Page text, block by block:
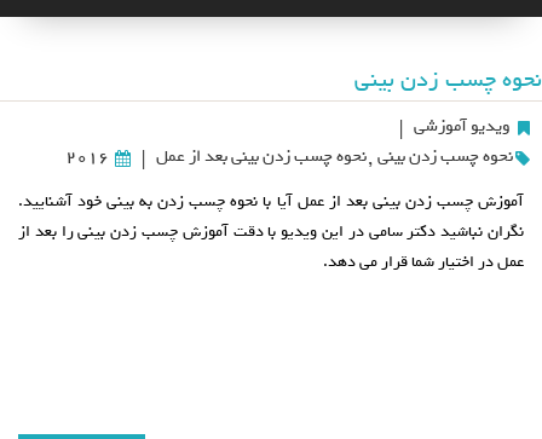
نحوه چسب زدن بینی
ویدیو آموزشی |
نحوه چسب زدن بینی ,نحوه چسب زدن بینی بعد از عمل |
2016
آموزش چسب زدن بینی بعد از عمل آیا با نحوه چسب زدن به بینی خود آشنایید.
نگران نباشید دکتر سامی در این ویدیو با دقت آموزش چسب زدن بینی را بعد از
عمل در اختیار شما قرار می دهد.